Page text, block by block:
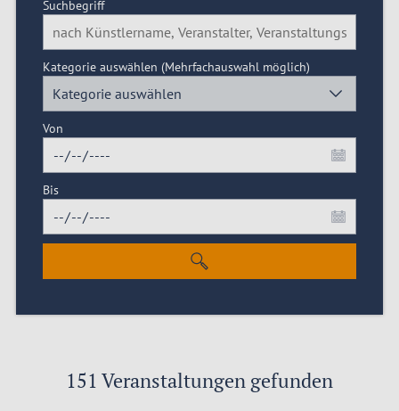
Suchbegriff
Kategorie auswählen (Mehrfachauswahl möglich)
Kategorie auswählen
Von
Bis
151 Veranstaltungen gefunden